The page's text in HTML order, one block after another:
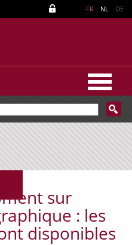
FR NL DE
sur
: les
disponibles